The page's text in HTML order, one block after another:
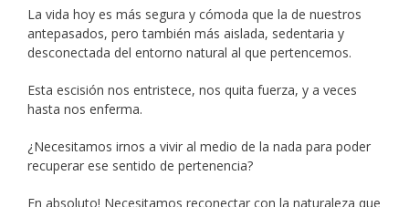
La vida hoy es más segura y cómoda que la de nuestros
antepasados, pero también más aislada, sedentaria y
desconectada del entorno natural al que pertencemos.
Esta escisión nos entristece, nos quita fuerza, y a veces
hasta nos enferma.
¿Necesitamos irnos a vivir al medio de la nada para poder
recuperar ese sentido de pertenencia?
En absoluto! Necesitamos reconectar con la naturaleza que